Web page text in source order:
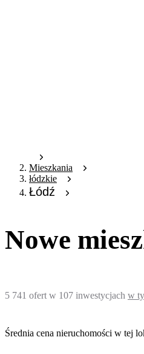
Mieszkania
łódzkie
Łódź
Nowe
5 741 ofert w 107 inwestycjach w
Średnia cena nieruchomości w tej